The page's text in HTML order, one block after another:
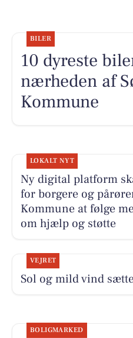
BILER
10 dyreste
nærheden af
Kommune
LOKALT NYT
Ny digital platform
for borgere og
Kommune at følge
om hjælp og støtte
VEJRET
Sol og mild vind
BOLIGMARKED